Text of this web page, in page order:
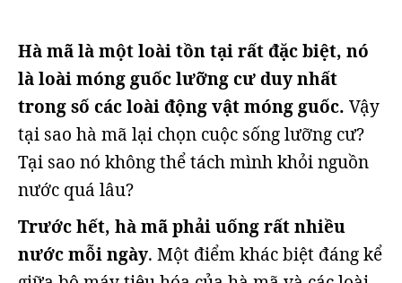
Hà mã là một loài tồn tại rất đặc biệt, nó
là loài móng guốc lưỡng cư duy nhất
trong số các loài động vật móng guốc. Vậy
tại sao hà mã lại chọn cuộc sống lưỡng cư?
Tại sao nó không thể tách mình khỏi nguồn
nước quá lâu?
Trước hết, hà mã phải uống rất nhiều
nước mỗi ngày. Một điểm khác biệt đáng kể